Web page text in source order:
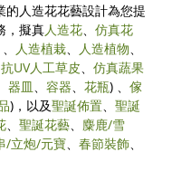
的人造花花藝設計為您提
，擬真人造花、仿真花
、 人造植栽、 人造植物、
抗UV人工草皮、仿真蔬果
器皿、容器、花瓶) 、傢
)，以及聖誕佈置、聖誕
、聖誕花藝、 麋鹿/雪
/立炮/元寶、春節裝飾、